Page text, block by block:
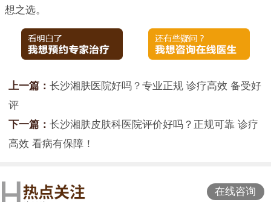
想之选。
上一篇： 长沙湘肤医院好吗？专业正规 诊疗高效 备受好
评
下一篇： 长沙湘肤皮肤科医院评价好吗？正规可靠 诊疗
高效 看病有保障！
在线咨询